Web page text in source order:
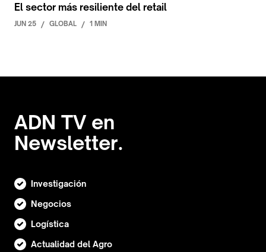
El sector más resiliente del retail
JUN 25 / GLOBAL / 1 MIN
ADN TV en
Newsletter.
Investigación
Negocios
Logística
Actualidad del Agro